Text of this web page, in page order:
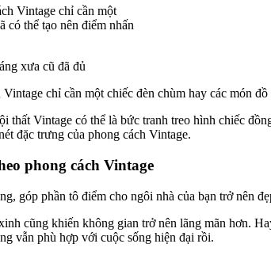
xưa cũ đã đủ
chỉ cần một chiếc đèn chùm hay các món
thất Vintage có thể là bức tranh treo hình chiếc
đặc trưng của phong cách Vintage.
phong cách Vintage
góp phần tô điểm cho ngôi nhà của bạn trở nên
cũng khiến không gian trở nên lãng mãn hơn.
vẫn phù hợp với cuộc sống hiện đại rồi.